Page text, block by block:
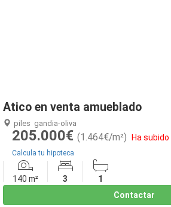
Atico en venta amueblado
piles gandia-oliva
205.000€ (1.464€/m²) Ha subido
Calcula tu hipoteca
140 m² 3
1
Contactar